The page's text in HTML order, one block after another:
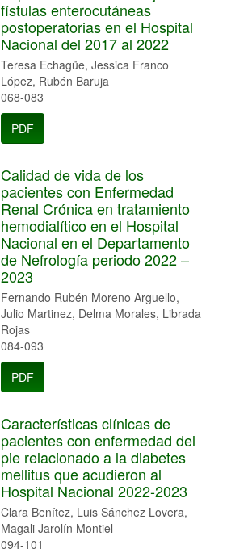
fístulas enterocutáneas
postoperatorias en el Hospital
Nacional del 2017 al 2022
Teresa Echagüe, Jessica Franco
López, Rubén Baruja
068-083
PDF
Calidad de vida de los
pacientes con Enfermedad
Renal Crónica en tratamiento
hemodialítico en el Hospital
Nacional en el Departamento
de Nefrología periodo 2022 –
2023
Fernando Rubén Moreno Arguello,
Julio Martinez, Delma Morales, Librada
Rojas
084-093
PDF
Características clínicas de
pacientes con enfermedad del
pie relacionado a la diabetes
mellitus que acudieron al
Hospital Nacional 2022-2023
Clara Benítez, Luis Sánchez Lovera,
Magali Jarolín Montiel
094-101